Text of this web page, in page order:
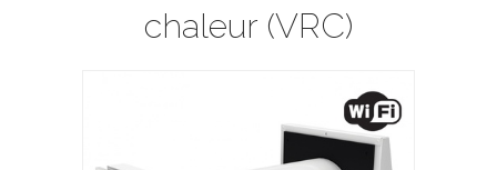
chaleur (VRC)